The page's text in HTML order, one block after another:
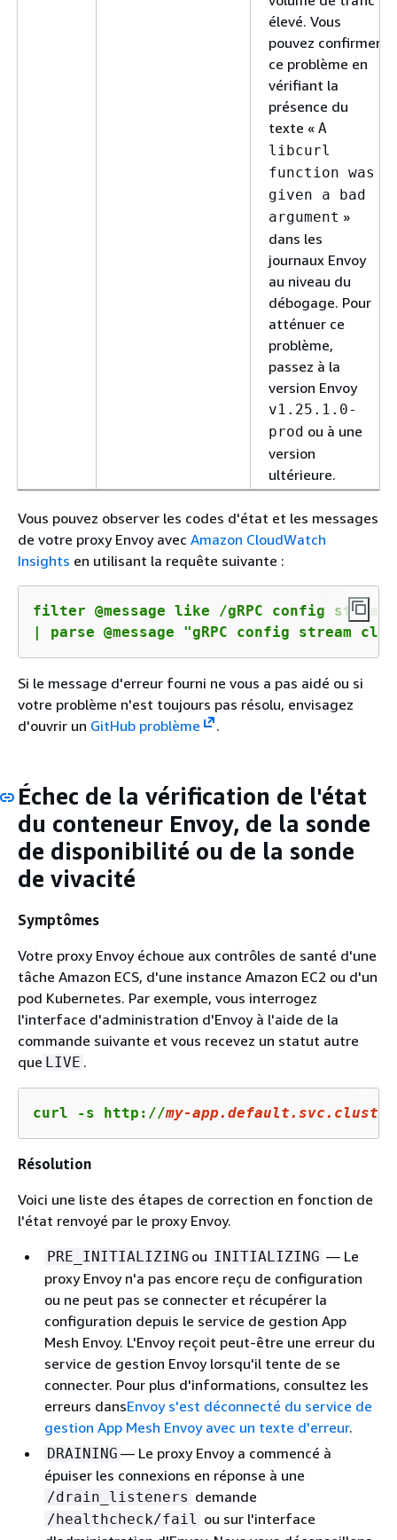
élevé. Vous
pouvez confirmer
ce problème en
vérifiant la
présence du
texte « A
libcurl
function was
given a bad
argument »
dans les
journaux Envoy
au niveau du
débogage. Pour
atténuer ce
problème,
passez à la
version Envoy
v1.25.1.0-
prod ou à une
version
ultérieure.
Vous pouvez observer les codes d'état et les messages
de votre proxy Envoy avec Amazon CloudWatch
Insights en utilisant la requête suivante :
filter @message like /gRPC config stream
| parse @message "gRPC config stream
Si le message d'erreur fourni ne vous a pas aidé ou si
votre problème n'est toujours pas résolu, envisagez
d'ouvrir un GitHub problème .
Échec de la vérification de l'état
du conteneur Envoy, de la sonde
de disponibilité ou de la sonde
de vivacité
Symptômes
Votre proxy Envoy échoue aux contrôles de santé d'une
tâche Amazon ECS, d'une instance Amazon EC2 ou d'un
pod Kubernetes. Par exemple, vous interrogez
l'interface d'administration d'Envoy à l'aide de la
commande suivante et vous recevez un statut autre
que LIVE .
curl -s http://my-app. default
Résolution
Voici une liste des étapes de correction en fonction de
l'état renvoyé par le proxy Envoy.
PRE_INITIALIZING ou INITIALIZING — Le
proxy Envoy n'a pas encore reçu de configuration
ou ne peut pas se connecter et récupérer la
configuration depuis le service de gestion App
Mesh Envoy. L'Envoy reçoit peut-être une erreur du
service de gestion Envoy lorsqu'il tente de se
connecter. Pour plus d'informations, consultez les
erreurs dansEnvoy s'est déconnecté du service de
gestion App Mesh Envoy avec un texte d'erreur.
DRAINING — Le proxy Envoy a commencé à
épuiser les connexions en réponse à une
/drain_listeners demande
/healthcheck/fail ou sur l'interface